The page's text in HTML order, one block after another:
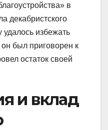
в
декабристского
удалось избежать
был приговорен к
остаток своей
и вклад